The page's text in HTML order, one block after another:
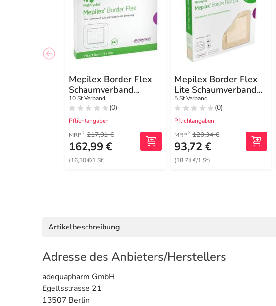
Mepilex Border Flex
Schaumverband
haftend 7,5x7,5 cm
10 St Verband
(0)
Pflichtangaben
MRP2 217,91 €
162,99 €
(16,30 €/1 St)
Mepilex Border Flex
Lite Schaumverband
10x10 cm
5 St Verband
(0)
Pflichtangaben
MRP2 120,34 €
93,72 €
(18,74 €/1 St)
Artikelbeschreibung
Adresse des Anbieters/Herstellers
adequapharm GmbH
Egellsstrasse 21
13507 Berlin